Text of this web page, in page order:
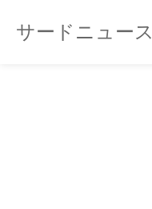
サードニュース